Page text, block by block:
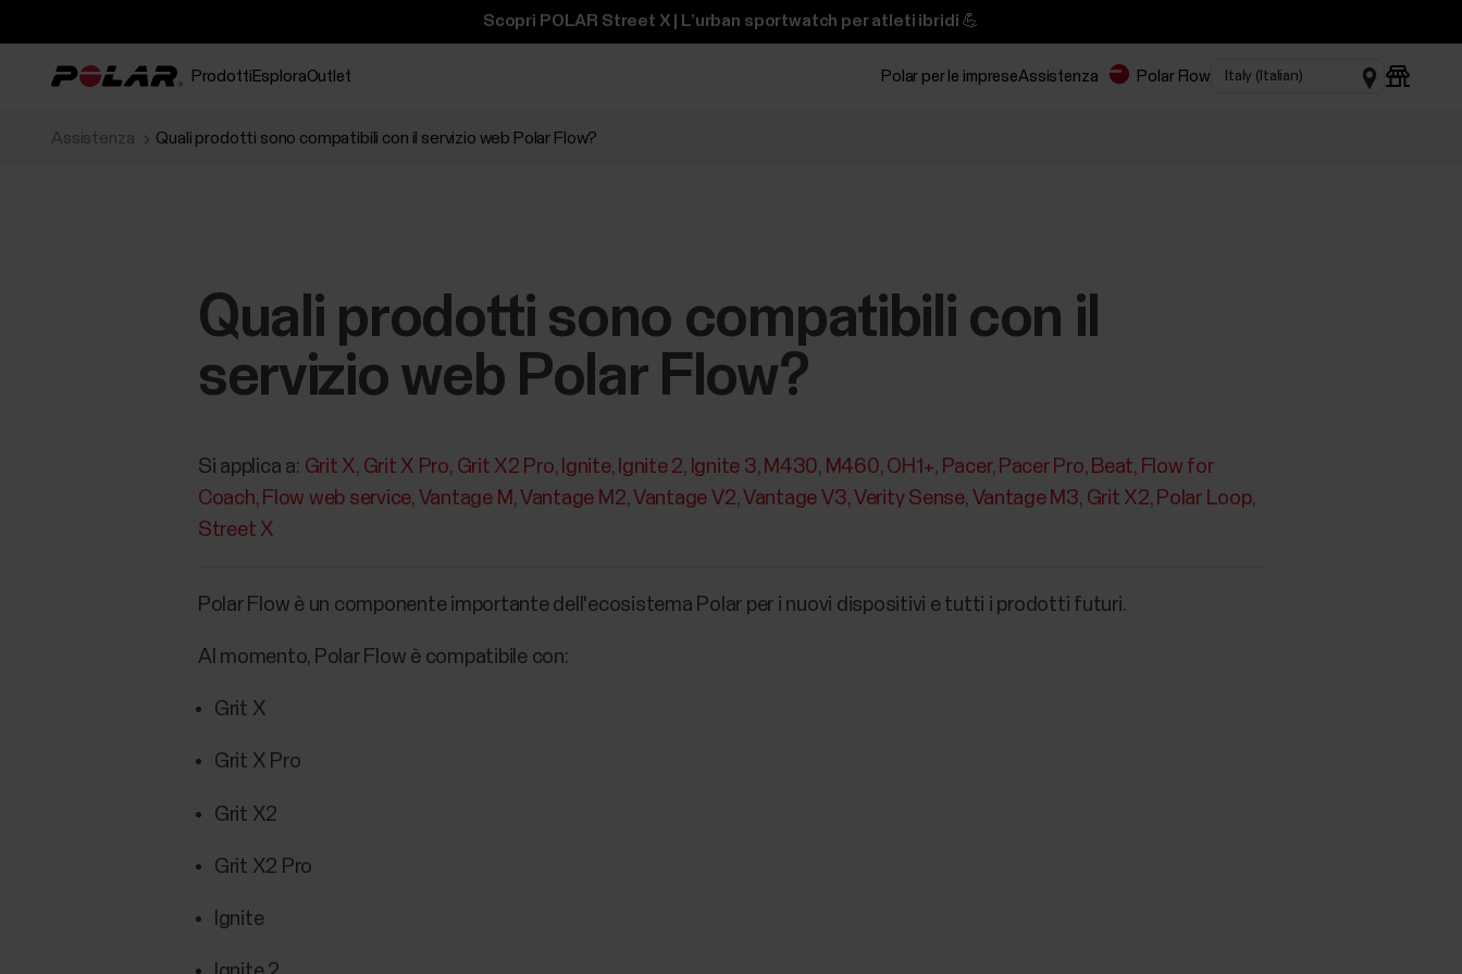
Scopri POLAR Street X | L’urban sportwatch per atleti ibridi 💪
Prodotti EsploraOutlet Polar per le impreseAssistenza Polar Flow
Assistenza Quali prodotti sono compatibili con il servizio web Polar Flow?
Quali prodotti sono compatibili con il
servizio web Polar Flow?
Si applica a: Grit X Grit X Pro Grit X2 Pro Ignite Ignite 2 Ignite 3 M430 M460 OH1+ Pacer Pacer Pro Beat Flow for
Coach Flow web service Vantage M Vantage M2 Vantage V2 Vantage V3 Verity Sense Vantage M3 Grit X2 Polar Loop
Street X
Polar Flow è un componente importante dell'ecosistema Polar per i nuovi dispositivi e tutti i prodotti futuri.
Al momento, Polar Flow è compatibile con:
Grit X
Grit X Pro
Grit X2
Grit X2 Pro
Ignite